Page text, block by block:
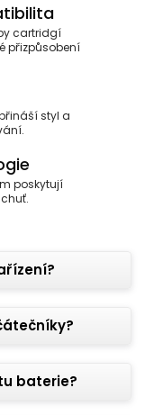
cartridgí
přizpůsobení
styl a
poskytují
baterie?